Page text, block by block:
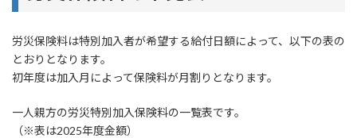
労災保険料は特別加入者が希望する給付日額によって、以下の表の
とおりとなります。
初年度は加入月によって保険料が月割りとなります。
一人親方の労災特別加入保険料の一覧表です。
（※表は2025年度金額）